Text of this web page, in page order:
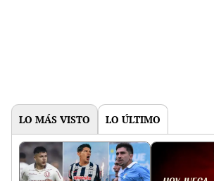
LO MÁS VISTO LO ÚLTIMO